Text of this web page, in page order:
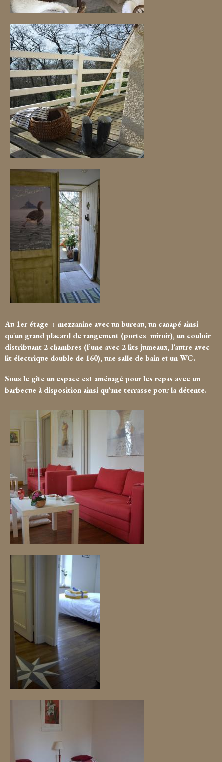
Au 1er étage : mezzanine avec un bureau, un canapé ainsi
qu'un grand placard de rangement (portes miroir), un couloir
distribuant 2 chambres (l’une avec 2 lits jumeaux, l’autre avec
lit électrique double de 160), une salle de bain et un WC.
Sous le gîte un espace est aménagé pour les repas avec un
barbecue à disposition ainsi qu'une terrasse pour la détente.